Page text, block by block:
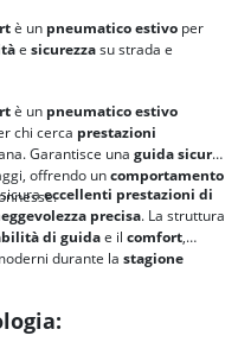
è un pneumatico estivo per
e sicurezzasu strada e
è un pneumatico estivo
chi cerca prestazioni
Garantisce una guida sicura
offrendo uncomportamento
eccellenti prestazioni di
precisa. La struttura
di guidae il comfort,
durante la stagione